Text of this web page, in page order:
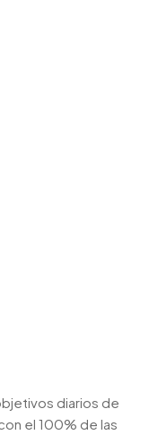
diarios de
el 100% de las